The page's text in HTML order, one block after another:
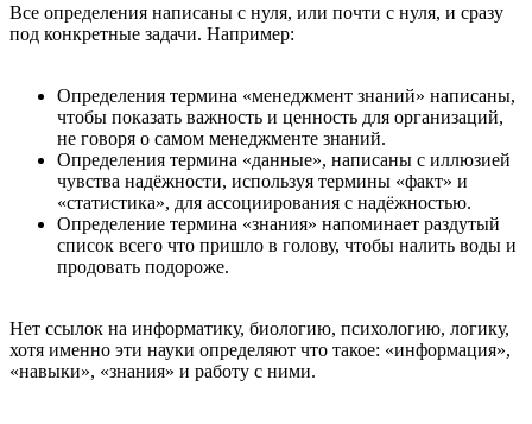
Все определения написаны с нуля, или почти с нуля, и сразу
под конкретные задачи. Например:
Определения термина «менеджмент знаний» написаны,
чтобы показать важность и ценность для организаций,
не говоря о самом менеджменте знаний.
Определения термина «данные», написаны с иллюзией
чувства надёжности, используя термины «факт» и
«статистика», для ассоциирования с надёжностью.
Определение термина «знания» напоминает раздутый
список всего что пришло в голову, чтобы налить воды и
продовать подороже.
Нет ссылок на информатику, биологию, психологию, логику,
хотя именно эти науки определяют что такое: «информация»,
«навыки», «знания» и работу с ними.